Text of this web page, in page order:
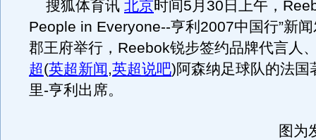
搜狐体育讯 北京时间5月30日上午，
People in Everyone--亨利2007中国行”新
郡王府举行，Reebok锐步签约品牌代言人
超(英超新闻,英超说吧)阿森纳足球队的法国
里-亨利出席。
图为